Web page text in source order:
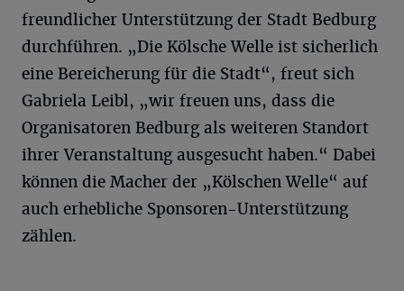
freundlicher Unterstützung der Stadt Bedburg
durchführen. „Die Kölsche Welle ist sicherlich
eine Bereicherung für die Stadt“, freut sich
Gabriela Leibl, „wir freuen uns, dass die
Organisatoren Bedburg als weiteren Standort
ihrer Veranstaltung ausgesucht haben.“ Dabei
können die Macher der „Kölschen Welle“ auf
auch erhebliche Sponsoren-Unterstützung
zählen.